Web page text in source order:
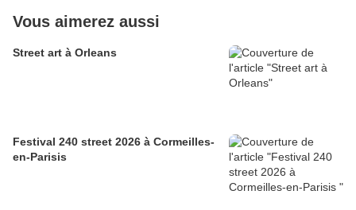
Vous aimerez aussi
Street art à Orleans
Festival 240 street 2026 à Cormeilles-
en-Parisis